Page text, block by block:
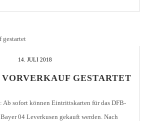
14. JULI 2018
GESTARTET
Ab sofort können Eintrittskarten für das DFB-
04 Leverkusen gekauft werden. Nach